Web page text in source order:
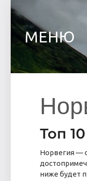
МЕНЮ
Топ
Норвегия —
ниже будет